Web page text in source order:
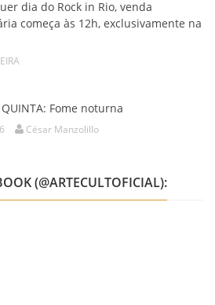
dia do Rock in Rio, venda
começa às 12h, exclusivamente na
QUINTA: Fome noturna
César Manzolillo
(@ARTECULTOFICIAL):